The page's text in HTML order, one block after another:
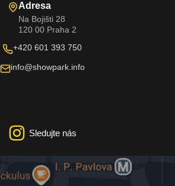
Adresa
Na Bojišti 28
120 00 Praha 2
+420 601 393 750
info@showpark.info
Sledujte nás